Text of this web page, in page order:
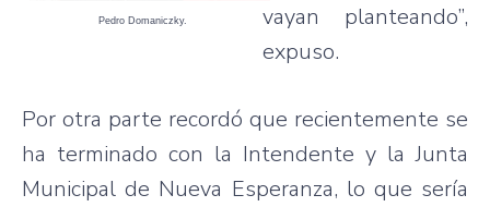
Pedro Domaniczky.
vayan planteando”,
expuso.
Por otra parte recordó que recientemente se
ha terminado con la Intendente y la Junta
Municipal de Nueva Esperanza, lo que sería